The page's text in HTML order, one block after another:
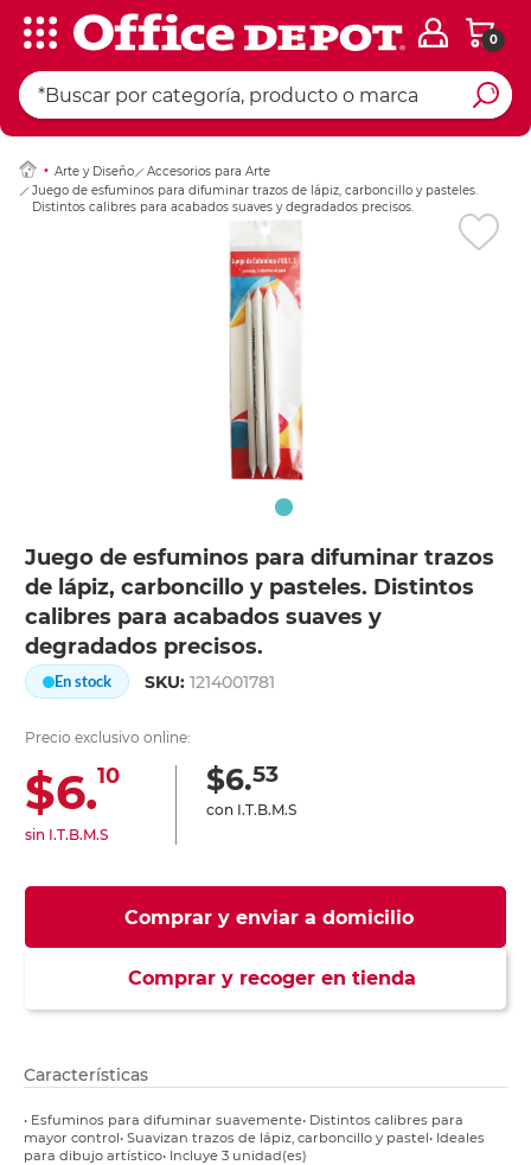
0
Arte y Diseño
Accesorios para Arte
Juego de esfuminos para difuminar trazos de lápiz, carboncillo y pasteles.
Distintos calibres para acabados suaves y degradados precisos.
Juego de esfuminos para difuminar trazos
de lápiz, carboncillo y pasteles. Distintos
calibres para acabados suaves y
degradados precisos.
En stock SKU:1214001781
Precio exclusivo online:
$6.10
sin I.T.B.M.S
$6.53
con I.T.B.M.S
Comprar y enviar a domicilio
Comprar y recoger en tienda
Ingresar Codigo
Características
• Esfuminos para difuminar suavemente• Distintos calibres para
mayor control• Suavizan trazos de lápiz, carboncillo y pastel• Ideales
para dibujo artístico• Incluye 3 unidad(es)